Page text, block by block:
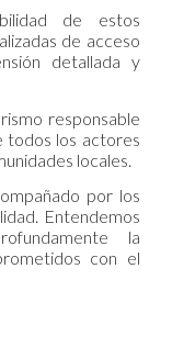
de estos
de acceso
detallada y
responsable
todos los actores
locales.
por los
Entendemos
la
con el